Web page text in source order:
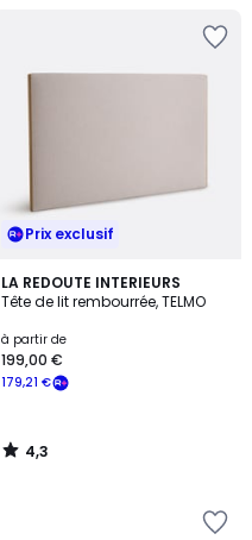
Prix exclusif
LA REDOUTE INTERIEURS
Tête de lit rembourrée, TELMO
à partir de
179,21 €
199,00 €
4,3
/ 5
4,3
/